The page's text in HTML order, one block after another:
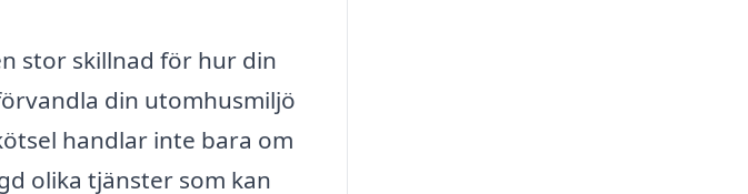
stor skillnad för hur din
din utomhusmiljö
handlar inte bara om
olika tjänster som kan